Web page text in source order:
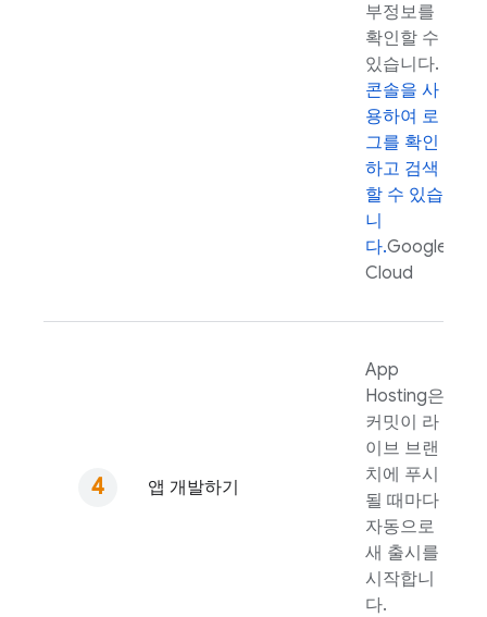
부정보를
확인할 수
있습니다.
콘솔을 사
용하여 로
그를 확인
하고 검색
할 수 있습
니
다.Google
Cloud
앱 개발하기
App
Hosting은
커밋이 라
이브 브랜
치에 푸시
될 때마다
자동으로
새 출시를
시작합니
다.